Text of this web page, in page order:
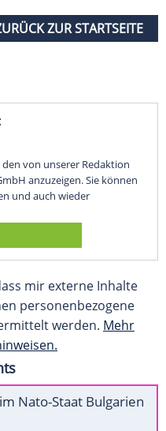
ZUR STARTSEITE
von unserer Redaktion
anzuzeigen. Sie können
und auch wieder
mir externe Inhalte
personenbezogene
werden. Mehr
Nato-Staat Bulgarien